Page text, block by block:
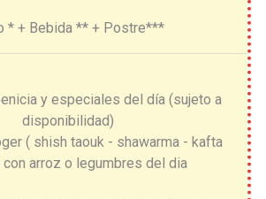
* + Bebida ** + Postre***
y especiales del día (sujeto a
disponibilidad)
( shish taouk - shawarma - kafta
arroz o legumbres del dia